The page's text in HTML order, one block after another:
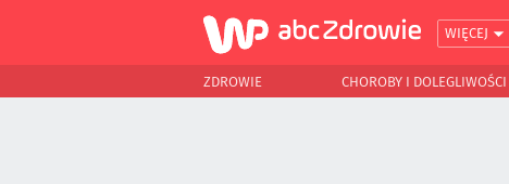
WIĘCEJ
ZDROWIE CHOROBY I DOLEGLIWOŚCI